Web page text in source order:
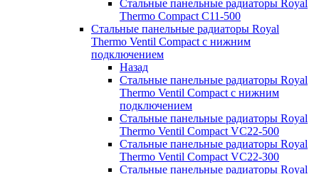
Стальные панельные радиаторы Royal
Thermo Compact C11-500
Стальные панельные радиаторы Royal
Thermo Ventil Compact с нижним
подключением
Назад
Стальные панельные радиаторы Royal
Thermo Ventil Compact с нижним
подключением
Стальные панельные радиаторы Royal
Thermo Ventil Compact VC22-500
Стальные панельные радиаторы Royal
Thermo Ventil Compact VC22-300
Стальные панельные радиаторы Royal